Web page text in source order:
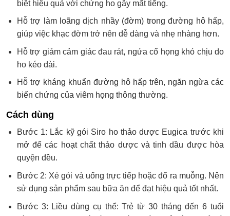
biệt hiệu quả với chứng ho gây mất tiếng.
Hỗ trợ làm loãng dịch nhầy (đờm) trong đường hô hấp,
giúp việc khạc đờm trở nên dễ dàng và nhẹ nhàng hơn.
Hỗ trợ giảm cảm giác đau rát, ngứa cổ họng khó chịu do
ho kéo dài.
Hỗ trợ kháng khuẩn đường hô hấp trên, ngăn ngừa các
biến chứng của viêm họng thông thường.
Cách dùng
Bước 1: Lắc kỹ gói Siro ho thảo dược Eugica trước khi
mở để các hoạt chất thảo dược và tinh dầu được hòa
quyện đều.
Bước 2: Xé gói và uống trực tiếp hoặc đổ ra muỗng. Nên
sử dụng sản phẩm sau bữa ăn để đạt hiệu quả tốt nhất.
Bước 3: Liều dùng cụ thể: Trẻ từ 30 tháng đến 6 tuổi